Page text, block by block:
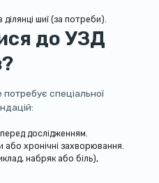
ділянці шиї (за потреби).
до УЗД
спеціальної
дослідженням.
або хронічні захворювання.
набряк або біль),